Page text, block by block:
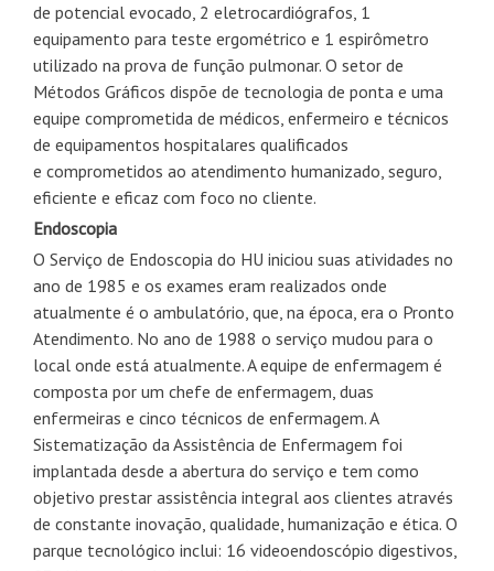
de potencial evocado, 2 eletrocardiógrafos, 1
equipamento para teste ergométrico e 1 espirômetro
utilizado na prova de função pulmonar. O setor de
Métodos Gráficos dispõe de tecnologia de ponta e uma
equipe comprometida de médicos, enfermeiro e técnicos
de equipamentos hospitalares qualificados
e comprometidos ao atendimento humanizado, seguro,
eficiente e eficaz com foco no cliente.
Endoscopia
O Serviço de Endoscopia do HU iniciou suas atividades no
ano de 1985 e os exames eram realizados onde
atualmente é o ambulatório, que, na época, era o Pronto
Atendimento. No ano de 1988 o serviço mudou para o
local onde está atualmente. A equipe de enfermagem é
composta por um chefe de enfermagem, duas
enfermeiras e cinco técnicos de enfermagem. A
Sistematização da Assistência de Enfermagem foi
implantada desde a abertura do serviço e tem como
objetivo prestar assistência integral aos clientes através
de constante inovação, qualidade, humanização e ética. O
parque tecnológico inclui: 16 videoendoscópio digestivos,